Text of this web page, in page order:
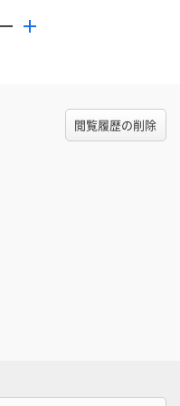
閲覧履歴の削除